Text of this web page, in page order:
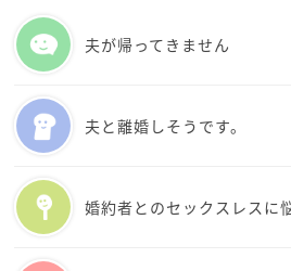
お優しい方なのだと思います
ただ、生きていく上では、時とし
もあると思います
なので、まずは「いま一番優先し
・家族から受ける傷を減らしたい
介護の負担は一人で抱えず、地域
ケアマネジャーに「家族内のハラ
の暴力やハラスメントは相談対象
24時間・チャット相談もあり、
「仲良くしたい気持ち」を手放
夫が帰ってきません
夫と離婚しそうです。
婚約者とのセックスレスに